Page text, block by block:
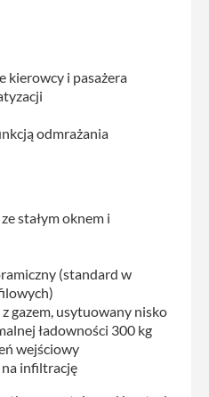
kierowcy i pasażera
odmrażania
stałym oknem i
(standard w
gazem, usytuowany nisko
ładowności 300 kg
wejściowy
infiltrację